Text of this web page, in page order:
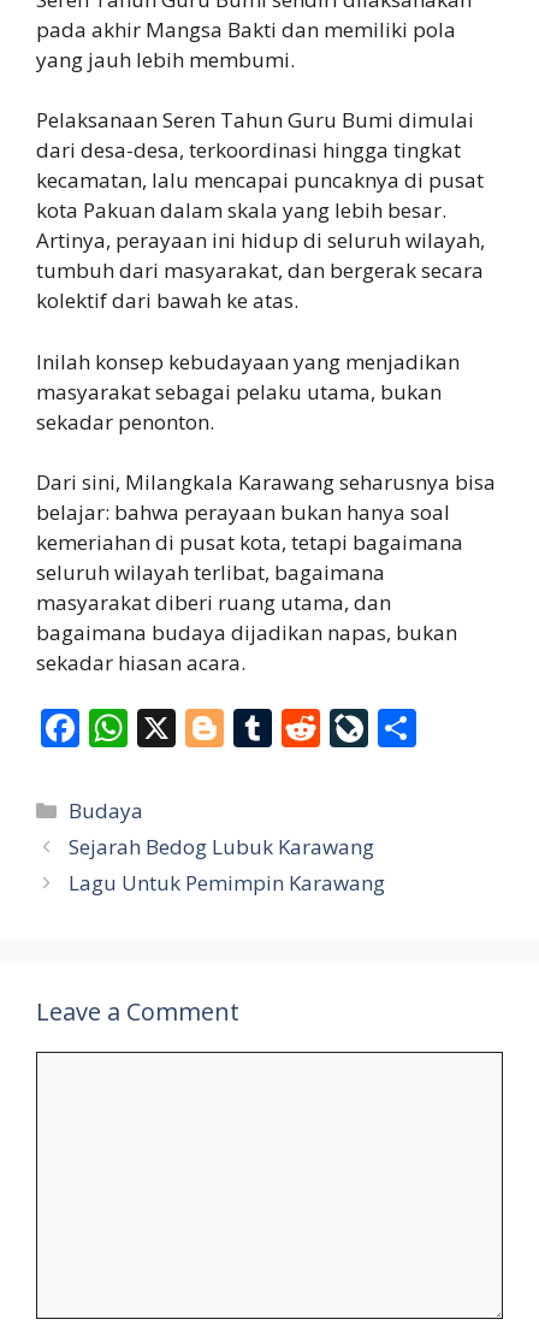
pada akhir Mangsa Bakti dan memiliki pola
yang jauh lebih membumi.
Pelaksanaan Seren Tahun Guru Bumi dimulai
dari desa-desa, terkoordinasi hingga tingkat
kecamatan, lalu mencapai puncaknya di pusat
kota Pakuan dalam skala yang lebih besar.
Artinya, perayaan ini hidup di seluruh wilayah,
tumbuh dari masyarakat, dan bergerak secara
kolektif dari bawah ke atas.
Inilah konsep kebudayaan yang menjadikan
masyarakat sebagai pelaku utama, bukan
sekadar penonton.
Dari sini, Milangkala Karawang seharusnya bisa
belajar: bahwa perayaan bukan hanya soal
kemeriahan di pusat kota, tetapi bagaimana
seluruh wilayah terlibat, bagaimana
masyarakat diberi ruang utama, dan
bagaimana budaya dijadikan napas, bukan
sekadar hiasan acara.
F
e
b
o
W
at
s
A
X Bl
g
er
T
bl
r
R
di
t
Li
o
u
Categories
Budaya
Sejarah Bedog Lubuk Karawang
Lagu Untuk Pemimpin Karawang
Leave a Comment